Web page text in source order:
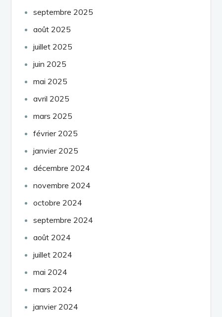
septembre 2025
août 2025
juillet 2025
juin 2025
mai 2025
avril 2025
mars 2025
février 2025
janvier 2025
décembre 2024
novembre 2024
octobre 2024
septembre 2024
août 2024
juillet 2024
mai 2024
mars 2024
janvier 2024